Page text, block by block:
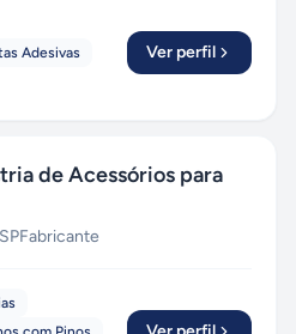
Adesivas
Ver perfil
de Acessórios para
SPFabricante